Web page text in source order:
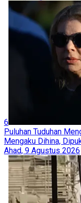
6
Puluhan Tuduhan
Mengaku Dihina,
Ahad, 9 Agustus 2026